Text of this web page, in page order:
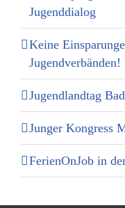
Jugenddialog
Keine
Jugendverbänden!
Jugendlandtag
Junger Kongress
FerienOnJob in